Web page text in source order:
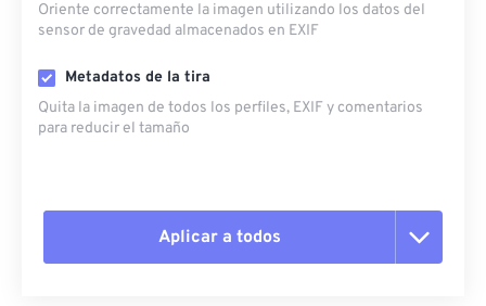
Oriente correctamente la imagen utilizando los datos del
sensor de gravedad almacenados en EXIF
Metadatos de la tira
Quita la imagen de todos los perfiles, EXIF ​​y comentarios
para reducir el tamaño
Aplicar a todos